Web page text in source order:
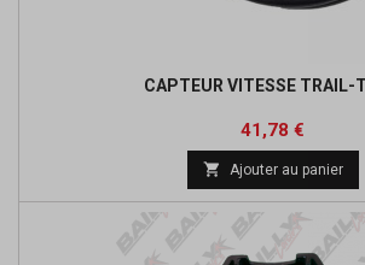
CAPTEUR VITESSE TRAIL-
Prix
41,78 €
 Ajouter au panier